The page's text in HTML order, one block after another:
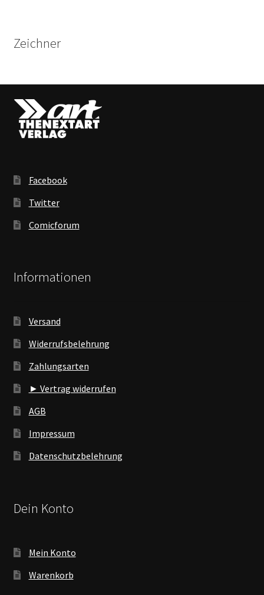
Zeichner
Facebook
Twitter
Comicforum
Informationen
Versand
Widerrufsbelehrung
Zahlungsarten
► Vertrag widerrufen
AGB
Impressum
Datenschutzbelehrung
Dein Konto
Mein Konto
Warenkorb